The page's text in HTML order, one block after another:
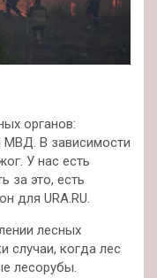
органов:
МВД. В зависимости
У нас есть
за это, есть
для URA.RU.
лесных
случаи, когда лес
лесорубы.